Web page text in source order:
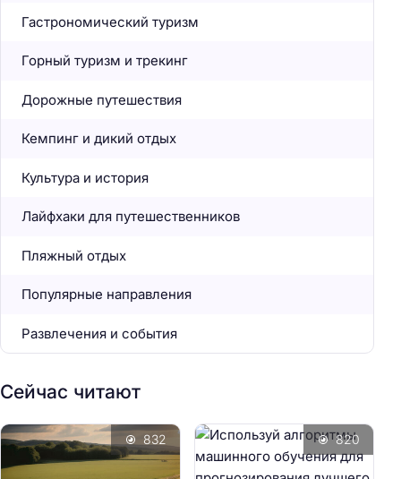
Гастрономический туризм
Горный туризм и трекинг
Дорожные путешествия
Кемпинг и дикий отдых
Культура и история
Лайфхаки для путешественников
Пляжный отдых
Популярные направления
Развлечения и события
Сейчас читают
832 820